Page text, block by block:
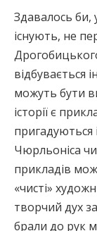
Здавалось би,
існують, не
відбувається
можуть бути
історії є
Чюрльоніса
прикладів
«чисті»
творчий дух
брали до рук